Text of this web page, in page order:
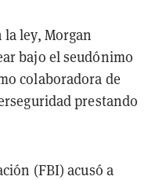
ley, Morgan
bajo el seudónimo
colaboradora de
prestando
(FBI) acusó a